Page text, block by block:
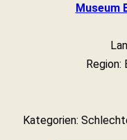
Museum
Kategorien: